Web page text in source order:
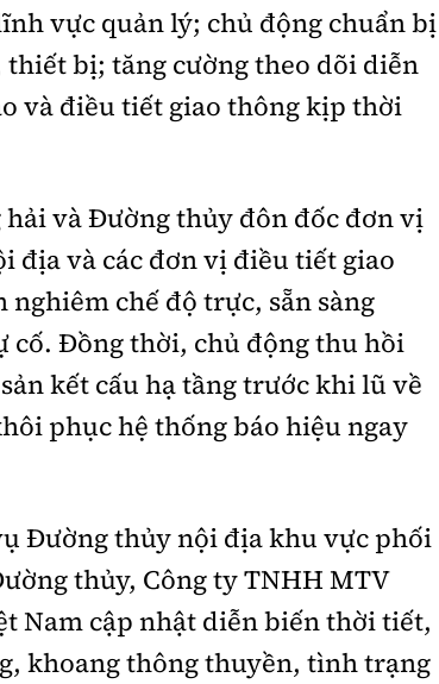
vực quản lý; chủ động chuẩn bị
bị; tăng cường theo dõi diễn
và điều tiết giao thông kịp thời
hải và Đường thủy đôn đốc đơn vị
địa và các đơn vị điều tiết giao
chế độ trực, sẵn sàng
cố. Đồng thời, chủ động thu hồi
kết cấu hạ tầng trước khi lũ về
phục hệ thống báo hiệu ngay
Đường thủy nội địa khu vực phối
thủy, Công ty TNHH MTV
Nam cập nhật diễn biến thời tiết,
khoang thông thuyền, tình trạng